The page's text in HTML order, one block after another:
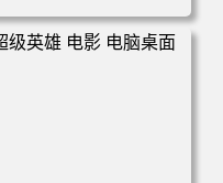
剧 英明 张伟 律师 电脑